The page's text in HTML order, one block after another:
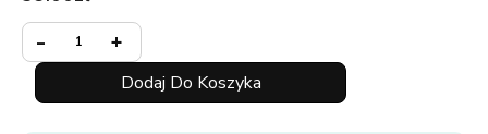
Minus
Quantity
-
ilość
Młynek
40mm
Plus
Quantity
+
Dodaj Do Koszyka